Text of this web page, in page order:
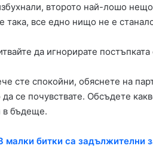
второто най-лошо
така, все едно нищо не е
да игнорирате
сте спокойни, обяснете на
да се почувствате. Обсъдете
в бъдеще.
малки битки са задължителни